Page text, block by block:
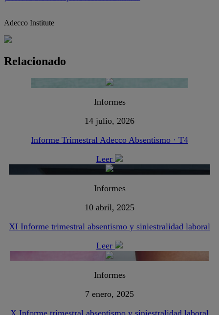
Adecco Institute
Relacionado
Informes
14 julio, 2026
Informe Trimestral Adecco Absentismo · T4
Leer
Informes
10 abril, 2025
XI Informe trimestral absentismo y siniestralidad laboral
Leer
Informes
7 enero, 2025
X Informe trimestral absentismo y siniestralidad laboral